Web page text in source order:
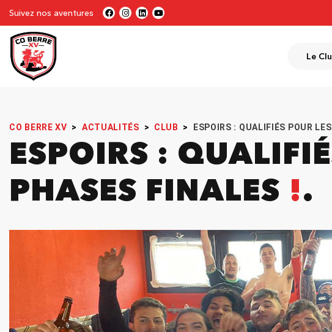
Suivez nos aventures
Le
CO BERRE XV > ACTUALITÉS > CLUB > ESPOIRS : QUALIFIÉS POUR
ESPOIRS :
PHASES FINALES !